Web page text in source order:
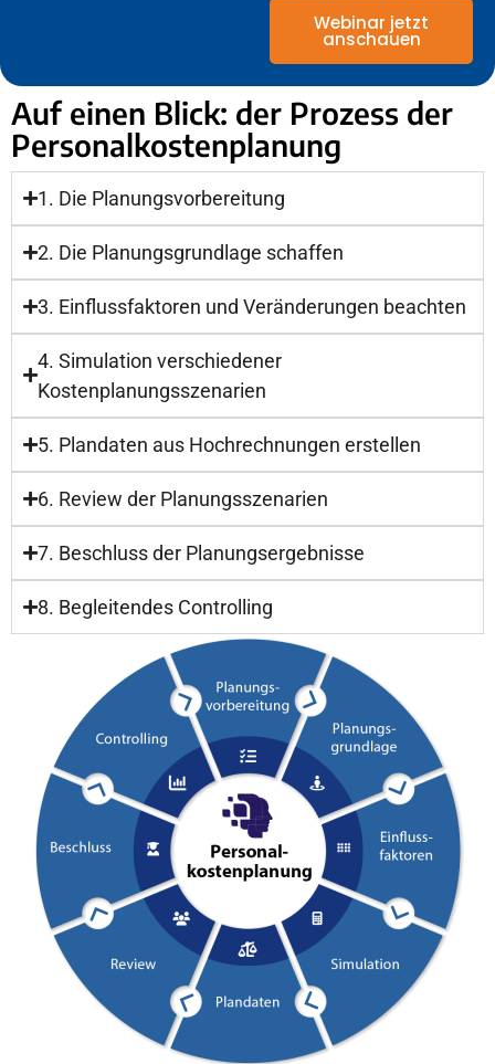
Webinar jetzt
anschauen
Auf einen Blick: der Prozess der
Personalkostenplanung
1. Die Planungsvorbereitung
2. Die Planungsgrundlage schaffen
3. Einflussfaktoren und Veränderungen beachten
4. Simulation verschiedener
Kostenplanungsszenarien
5. Plandaten aus Hochrechnungen erstellen
6. Review der Planungsszenarien
7. Beschluss der Planungsergebnisse
8. Begleitendes Controlling